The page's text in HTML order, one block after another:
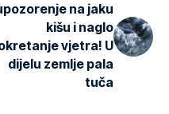
na jaku
kišu i naglo
vjetra! U
dijelu zemlje pala
tuča